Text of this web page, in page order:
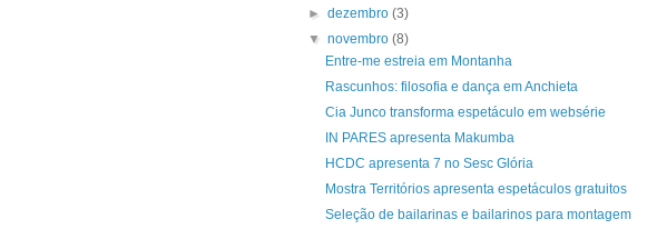
►dezembro(3)
▼novembro(8)
Entre-me estreia em Montanha
Rascunhos: filosofia e dança em Anchieta
Cia Junco transforma espetáculo em websérie
IN PARES apresenta Makumba
HCDC apresenta 7 no Sesc Glória
Mostra Territórios apresenta espetáculos gratuitos
Seleção de bailarinas e bailarinos para montagem